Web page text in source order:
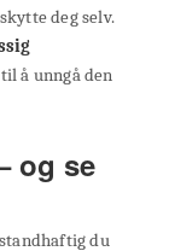
deg selv.
å unngå den
og se
du